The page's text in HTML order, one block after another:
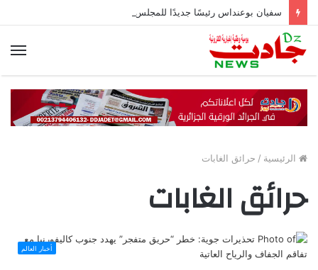
الرئيسية / حرائق الغابات
حرائق الغابات
أخبار العالم